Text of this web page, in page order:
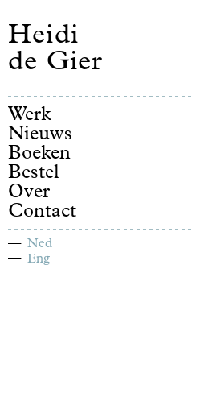
Heidi
de Gier
Werk
Nieuws
Boeken
Bestel
Over
Contact
Ned
Eng